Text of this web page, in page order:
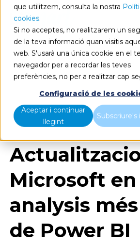
que utilitzem, consulta la nostra
cookies.
Si no acceptes, no realitzarem un
de la teva informació quan visitis
web. S'usarà una única cookie en el
navegador per a recordar les teves
preferències, no per a realitzar cap
Configuració de les
Aceptar i continuar
llegint
Subscriure's
Blog Home
Actualitzacions de Microsoft en data
de Power BI
Microsoft
analysis
de Power BI